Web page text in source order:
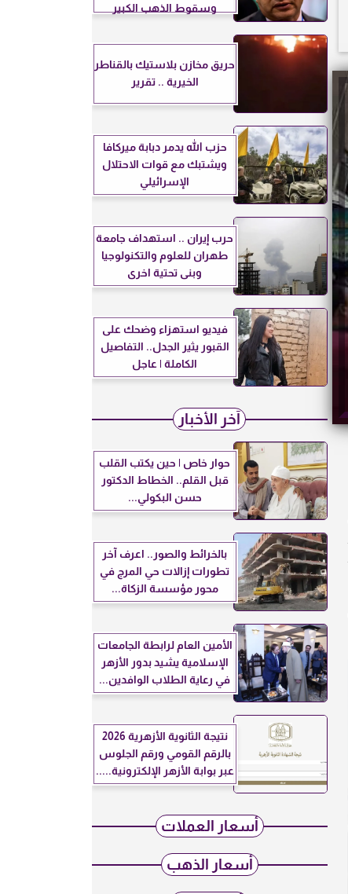
وسقوط الذهب الكبير
حريق مخازن بلاستيك بالقناطر
الخيرية .. تقرير
حزب الله يدمر دبابة ميركافا
ويشتبك مع قوات الاحتلال
الإسرائيلي
حرب إيران .. استهداف جامعة
طهران للعلوم والتكنولوجيا
وبنى تحتية اخرى
فيديو استهزاء وضحك على
القبور يثير الجدل.. التفاصيل
الكاملة | عاجل
آخر الأخبار
حوار خاص | حين يكتب القلب
قبل القلم.. الخطاط الدكتور
حسن البكولي...
بالخرائط والصور.. اعرف آخر
تطورات إزالات حي المرج في
محور مؤسسة الزكاة...
الأمين العام لرابطة الجامعات
الإسلامية يشيد بدور الأزهر
في رعاية الطلاب الوافدين...
نتيجة الثانوية الأزهرية 2026
بالرقم القومي ورقم الجلوس
عبر بوابة الأزهر الإلكترونية.....
أسعار العملات
أسعار الذهب